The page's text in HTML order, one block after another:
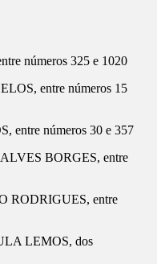
números 325 e 1020
entre números 15
números 30 e 357
BORGES, entre
entre
LEMOS, dos